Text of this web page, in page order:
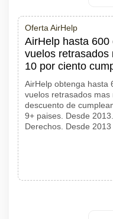
Oferta AirHelp
AirHelp hasta
vuelos retrasados
10 por ciento
AirHelp obtenga hasta
vuelos retrasados mas
descuento de
9+ paises. Desde
Derechos. Desde 2013